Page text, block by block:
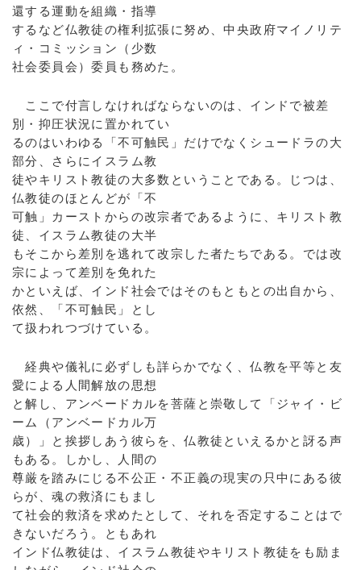
還する運動を組織・指導
するなど仏教徒の権利拡張に努め、中央政府マイノリテ
ィ・コミッション（少数
社会委員会）委員も務めた。
ここで付言しなければならないのは、インドで被差
別・抑圧状況に置かれてい
るのはいわゆる「不可触民」だけでなくシュードラの大
部分、さらにイスラム教
徒やキリスト教徒の大多数ということである。じつは、
仏教徒のほとんどが「不
可触」カーストからの改宗者であるように、キリスト教
徒、イスラム教徒の大半
もそこから差別を逃れて改宗した者たちである。では改
宗によって差別を免れた
かといえば、インド社会ではそのもともとの出自から、
依然、「不可触民」とし
て扱われつづけている。
経典や儀礼に必ずしも詳らかでなく、仏教を平等と友
愛による人間解放の思想
と解し、アンベードカルを菩薩と崇敬して「ジャイ・ビ
ーム（アンベードカル万
歳）」と挨拶しあう彼らを、仏教徒といえるかと訝る声
もある。しかし、人間の
尊厳を踏みにじる不公正・不正義の現実の只中にある彼
らが、魂の救済にもまし
て社会的救済を求めたとして、それを否定することはで
きないだろう。ともあれ
インド仏教徒は、イスラム教徒やキリスト教徒をも励ま